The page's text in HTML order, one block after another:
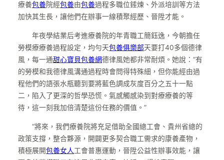
療養包養院經包養由包養過程多職位錘煉、外派培訓等方法
加快其生長，讓他們在辦事一線積聚經歷、晉陞才能。
年夜學結業后考進療養院的年青職工簡鈺逸，今朝擔任
勞模療療養過程設定，均勻天包養俱樂部天要打40多個德律
風，每一通甜心寶貝包養網德律風她都非常耐煩。她說：“有
的勞模和我德律風溝通過程時會問得特殊細，但你能經由過
程他們的語張水瓶聽到要將藍色調成灰度百分之五十一點
二，陷入了更深的哲學恐慌。氣感觸感染到對療療養的等
待，這一刻我加倍清楚這份任務的價值。”
“將來，我們療養院將充足借助全國總工會、貴州省總的
政策支撐，整合夥源，開闢更多契合職工需求的康養產物，
積極展開包養女人工會普惠運動，晉陞公益性辦事效能，讓